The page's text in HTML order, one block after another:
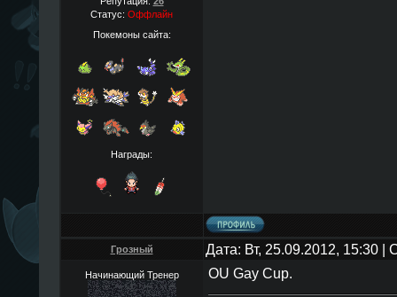
Статус: Оффлайн
Покемоны сайта:
Награды:
Грозный Дата: Вт, 25.09.2012, 15:30
Начинающий Тренер OU Gay Cup.